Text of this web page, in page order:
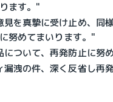
ます。"
見を真摯に受け止め、同
努めてまいります。"
について、再発防止に努
漏洩の件、深く反省し再